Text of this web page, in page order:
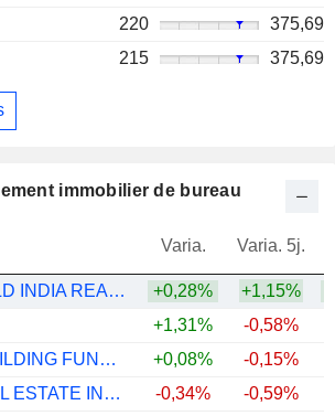
220
375,69
215 375,69
immobilier de bureau
Varia. Varia. 5j.
BROOKFIELD INDIA REAL ESTATE TRUST +0,28% +1,15%
+1,31% -0,58%
NIPPON BUILDING FUND INC.
+0,08% -0,15%
JAPAN REAL ESTATE INVESTMENT CORPORATION
-0,34% -0,59%